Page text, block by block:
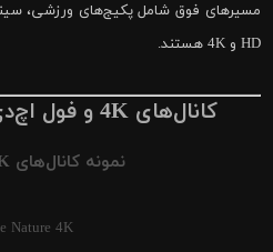
مسیرهای فوق شامل پکیج‌های ورزشی،
HD و 4K هستند.
کانال‌های 4K و فول اچ‌دی با کیفیت واقعی
نمونه کانال‌های 4K محبوب:
Nature 4K